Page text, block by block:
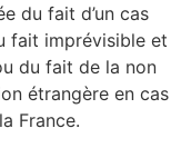
du fait d’un cas
fait imprévisible et
du fait de la non
étrangère en cas
France.